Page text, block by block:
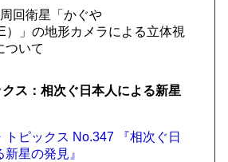
回衛星「かぐや
）」の地形カメラによる立体視
ついて
ス：相次ぐ日本人による新星
トピックス No.347 『相次ぐ日
星の発見』